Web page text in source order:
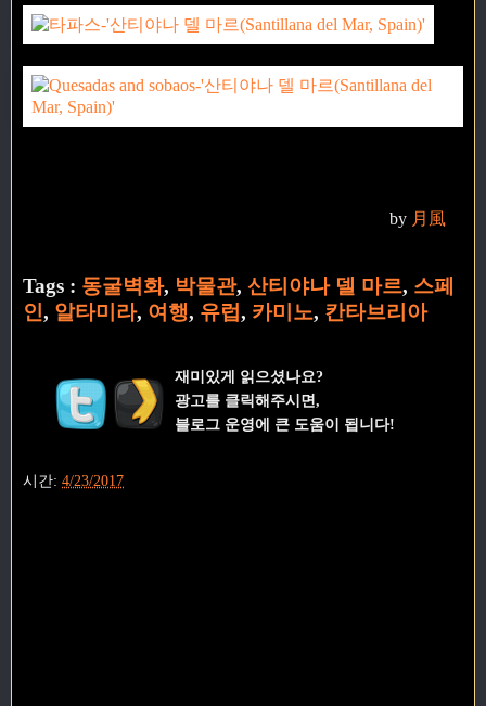
by 月風
Tags : 동굴벽화, 박물관, 산티야나 델 마르, 스페
인, 알타미라, 여행, 유럽, 카미노, 칸타브리아
재미있게 읽으셨나요?
광고를 클릭해주시면,
블로그 운영에 큰 도움이 됩니다!
시간: 4/23/2017